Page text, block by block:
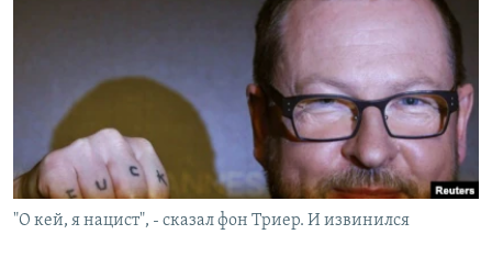
РАСПИСАНИЕ ВЕЩАНИЯ
ПОДПИШИТЕСЬ НА РАССЫЛКУ
СОЦИАЛЬНЫЕ СЕТИ
"О кей, я нацист", - сказал фон Триер. И извинился